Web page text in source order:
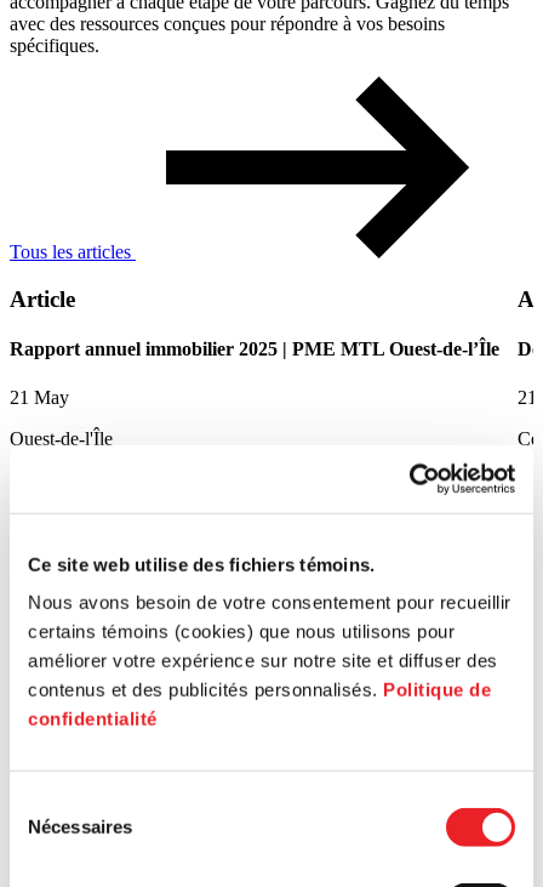
Ce site web utilise des fichiers témoins.
Nous avons besoin de votre consentement pour recueillir
certains témoins (cookies) que nous utilisons pour
améliorer votre expérience sur notre site et diffuser des
contenus et des publicités personnalisés. Politique de
confidentialité
Nécessaires
avec des ressources conçues pour répondre à vos besoins
spécifiques.
Tous les articles
Article
Rapport annuel immobilier 2025 | PME MTL Ouest-de-l’Île
21 May
Ouest-de-l'Île
21